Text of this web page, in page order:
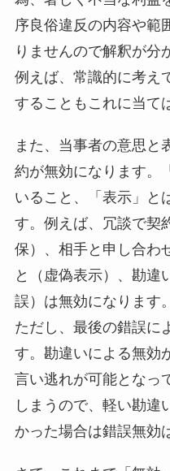
序良俗違反の内容や範
りませんので解釈が分
例えば、常識的に考え
することもこれに当て
また、当事者の意思と
約が無効になります。
いること、「表示」と
す。例えば、冗談で契
保）、相手と申し合わ
と（虚偽表示）、勘違
誤）は無効になります。
ただし、最後の錯誤に
す。勘違いによる無効
言い逃れが可能となっ
しまうので、軽い勘違
かった場合は錯誤無効